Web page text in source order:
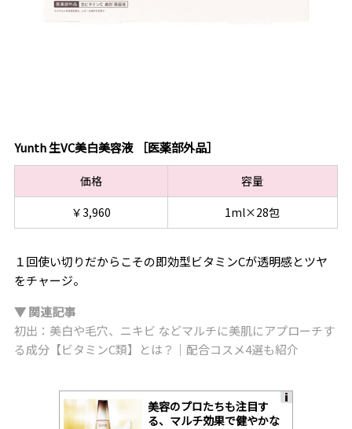
Yunth 生VC美白美容液 ［医薬部外品］
価格
容量
￥3,960
1ml×28包
１回使い切りだからこその即効型ビタミンCが透明感とツヤ
をチャージ。
▼ 関連記事
初出：美白や毛穴、ニキビ などマルチに美肌にアプローチす
る成分【ビタミンC類】とは？｜配合コスメ4選も紹介
美容のプロたちも注目す
る、マルチ効果で健やかな